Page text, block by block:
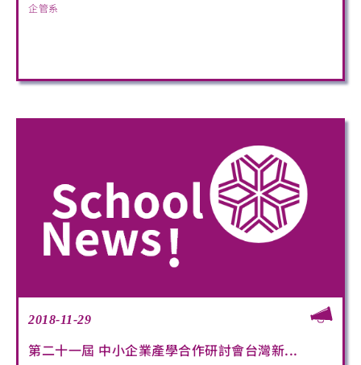
企管系
2018-11-29
第二十一屆 中小企業產學合作研討會台灣新...